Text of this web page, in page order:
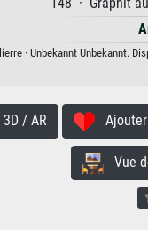
148 · Graphit
· Unbekannt Unbekannt.
/ AR
Vue